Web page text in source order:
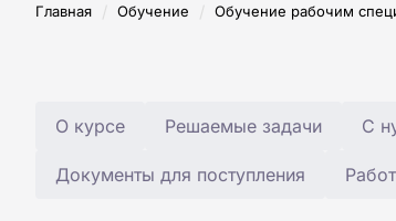
Главная / Обучение / Обучение рабочим
О курсе Решаемые задачи С
Документы для поступления